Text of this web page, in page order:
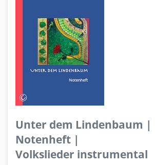
Unter dem Lindenbaum |
Notenheft |
Volkslieder instrumental